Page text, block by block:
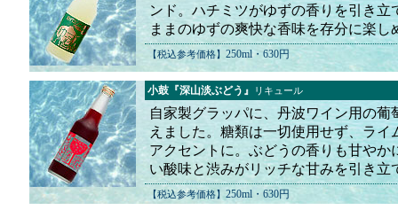
ンド。ハチミツがゆずの香りを引き立
ままのゆずの爽快な香味を存分に楽し
【税込参考価格】 250ml・630円
小鼓『深山淡ぶどう』 リキュール
自家製グラッパに、丹波ワイン用の葡
えました。糖類は一切使用せず、ライ
アクセントに。ぶどうの香りも甘やか
い酸味と渋みがリッチな甘みを引き立
【税込参考価格】 250ml・630円